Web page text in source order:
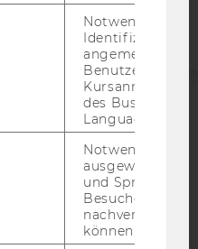
Notwendig zur
Identifizierung
angemeldeten
Benutzers im
des Business
Language
Notwendig um
ausgewählte
und
Besuchers
nachverfolgen
können.